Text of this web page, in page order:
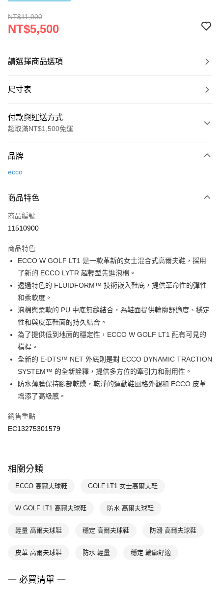
NT$11,000
NT$5,500
請選擇商品選項
尺寸表
付款與運送方式
超取滿NT$1,500免運
信用卡一次付款
Apple Pay
悠遊付
7-11取貨(快速到店)
每筆NT$100，滿NT$1,500(含以上)免運費
宅配-本島
每筆NT$100，滿NT$1,500(含以上)免運費
品牌
ecco
商品特色
商品編號
11510900
商品特色
ECCO W GOLF LT1 是一款革新的女士混合式高爾夫鞋，採用
了新的 ECCO LYTR 超輕型先進泡棉。
透過特色的 FLUIDFORM™ 技術嵌入鞋底，提供革命性的彈性
和柔軟度。
泡棉與柔軟的 PU 中底無縫結合，為鞋面提供輪廓舒適度、穩定
性和與皮革鞋面的持久結合。
為了提供低到地面的穩定性，ECCO W GOLF LT1 配有可見的
橫桿。
全新的 E-DTS™ NET 外底則是對 ECCO DYNAMIC TRACTION
SYSTEM™ 的全新詮釋，提供多方位的牽引力和耐用性。
防水薄膜保持腳部乾燥，乾淨的運動鞋風格外觀和 ECCO 皮革
增添了高級感。
銷售重點
EC13275301579
相關分類
ECCO 高爾夫球鞋 GOLF LT1 女士高爾夫鞋
W GOLF LT1 高爾夫球鞋 防水 高爾夫球鞋
輕量 高爾夫球鞋 穩定 高爾夫球鞋 防滑 高爾夫球鞋
皮革 高爾夫球鞋 防水 輕量 穩定 輪廓舒適
一 必買清單 一